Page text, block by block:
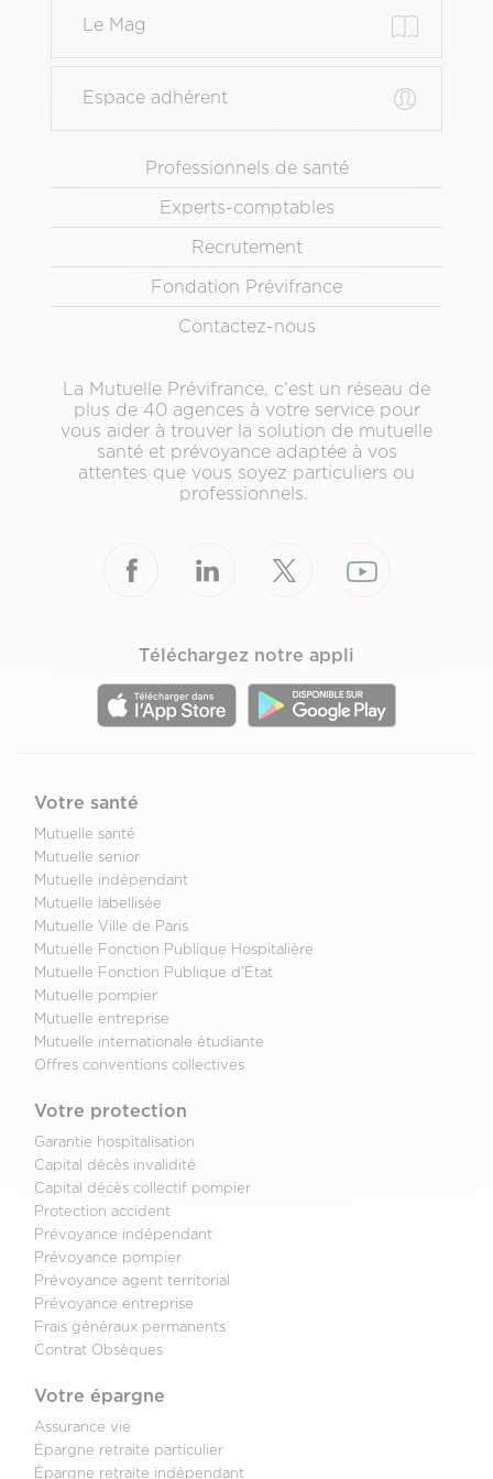
Le Mag
Espace adhérent
Pied
secondaire
Professionnels de santé
Experts-comptables
Recrutement
Fondation Prévifrance
Contactez-nous
La Mutuelle Prévifrance, c’est un réseau de
plus de 40 agences à votre service pour
vous aider à trouver la solution de mutuelle
santé et prévoyance adaptée à vos
attentes que vous soyez particuliers ou
professionnels.
Téléchargez notre appli
Votre santé
Mutuelle santé
Mutuelle senior
Mutuelle indépendant
Mutuelle labellisée
Mutuelle Ville de Paris
Mutuelle Fonction Publique Hospitalière
Mutuelle Fonction Publique d'État
Mutuelle pompier
Mutuelle entreprise
Mutuelle internationale étudiante
Offres conventions collectives
Votre protection
Garantie hospitalisation
Capital décès invalidité
Capital décès collectif pompier
Protection accident
Prévoyance indépendant
Prévoyance pompier
Prévoyance agent territorial
Prévoyance entreprise
Frais généraux permanents
Contrat Obsèques
Votre épargne
Assurance vie
Épargne retraite particulier
Épargne retraite indépendant